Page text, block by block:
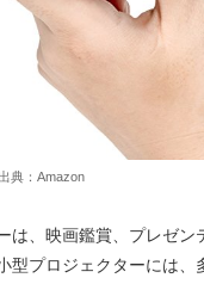
典：Amazon
は、映画鑑賞、プレゼ
型プロジェクターには